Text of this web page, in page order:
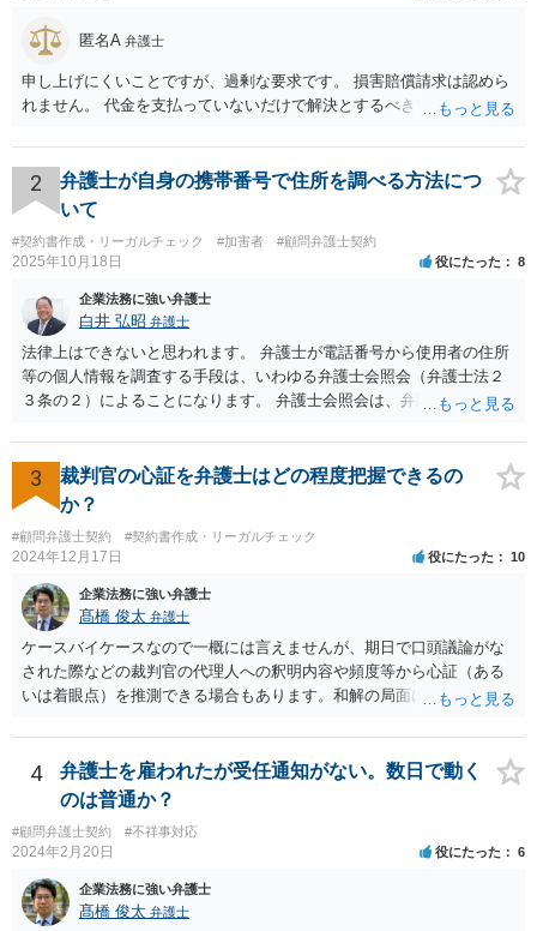
匿名A 弁護士
申し上げにくいことですが、過剰な要求です。 損害賠償請求は認めら
れません。 代金を支払っていないだけで解決とするべきでしょう。
2
弁護士が自身の携帯番号で住所を調べる方法につ
いて
#契約書作成・リーガルチェック #加害者 #顧問弁護士契約
2025年10月18日 役にたった 8
企業法務に強い弁護士
白井 弘昭 弁護士
法律上はできないと思われます。 弁護士が電話番号から使用者の住所
等の個人情報を調査する手段は、いわゆる弁護士会照会（弁護士法２
３条の２）によることになります。 弁護士会照会は、弁護士が事件を
して質問をしてもらう制度で、弁護士会担当委員が当該質問が適正か
どうか、質問をして回答を得られる可能性があるか、などを吟味した
上で、弁護士会名で質問をする制度です。 ですので、照会先もある程
度安心して個人情報を開示しますし、もちろん、断られる場合もあり
ます。 一般的には、弁護士が依頼を受けて事件を調査する過程で用い
られるものですが、法律上、「弁護士は、受任している事件につい
て、」と定められていますので、個人の事件（受任していない）はこ
の要件に当てはまらないことになります。 以上、ご参考まで。
3
裁判官の心証を弁護士はどの程度把握できるの
か？
#顧問弁護士契約 #契約書作成・リーガルチェック
2024年12月17日 役にたった 10
企業法務に強い弁護士
髙橋 俊太 弁護士
ケースバイケースなので一概には言えませんが、期日で口頭議論がな
された際などの裁判官の代理人への釈明内容や頻度等から心証（ある
いは着眼点）を推測できる場合もあります。和解の局面になり、代理
れることもあります。
4
弁護士を雇われたが受任通知がない。数日で動く
のは普通か？
#顧問弁護士契約 #不祥事対応
2024年2月20日 役にたった 6
企業法務に強い弁護士
髙橋 俊太 弁護士